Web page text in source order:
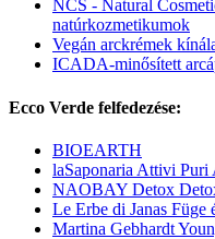
NCS - Natural
natúrkozmetikumok
Vegán arckrémek
ICADA-minősített
Ecco Verde felfedezése:
BIOEARTH
laSaponaria Attivi
NAOBAY Detox
Le Erbe di Janas Füge
Martina Gebhardt